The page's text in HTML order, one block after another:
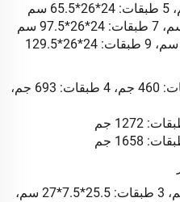
8 طبقات: 24*26*113.5 سم، 9 طبقات: 24*26*129.5
طبقتان: 290 جم، 3 طبقات: 460 جم، 4 طبقات: 693 جم،